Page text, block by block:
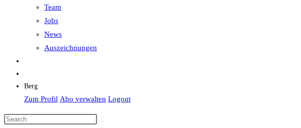
Team
Jobs
News
Auszeichnungen
Berg
Zum Profil Abo verwalten Logout